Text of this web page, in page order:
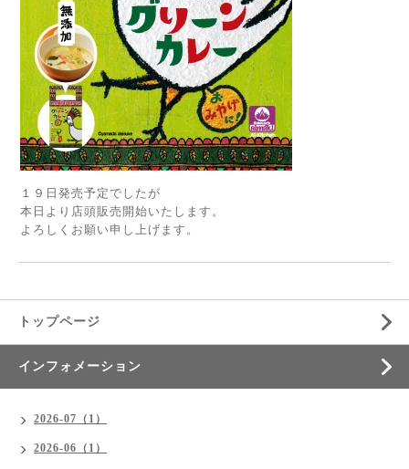
１９日発売予定でしたが
本日より店頭販売開始いたします。
よろしくお願い申し上げます。
トップページ
インフォメーション
2026-07（1）
2026-06（1）